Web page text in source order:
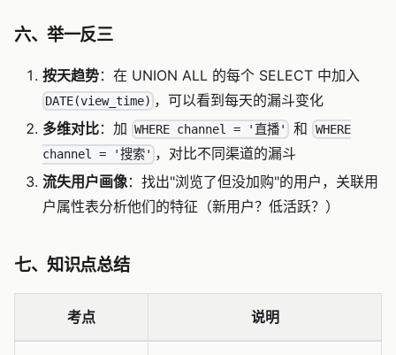
六、举一反三
按天趋势：在 UNION ALL 的每个 SELECT 中加入
DATE(view_time) ，可以看到每天的漏斗变化
多维对比：加 WHERE channel = '直播' 和
WHERE
channel = '搜索' ，对比不同渠道的漏斗
流失用户画像：找出"浏览了但没加购"的用户，关联用
户属性表分析他们的特征（新用户？低活跃？）
七、知识点总结
考点 说明